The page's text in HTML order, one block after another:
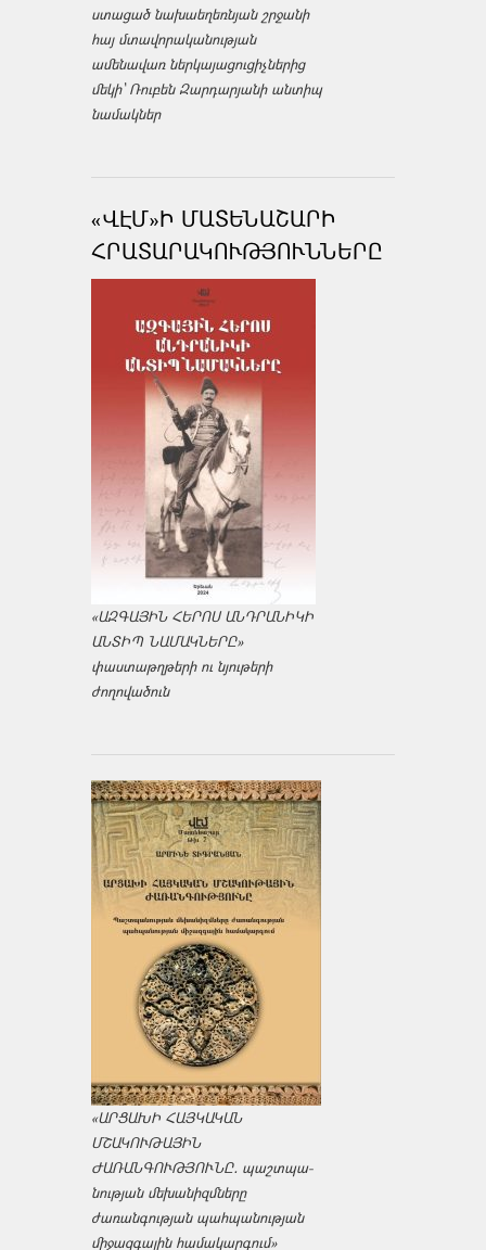
ստացած նախաեղեռնյան շրջանի
հայ մտավորականության
ամենավառ ներկայացուցիչներից
մեկի՝ Ռուբեն Զարդարյանի անտիպ
նամակներ
«ՎԷՄ»Ի ՄԱՏԵՆԱՇԱՐԻ
ՀՐԱՏԱՐԱԿՈՒԹՅՈՒՆՆԵՐԸ
«ԱԶԳԱՅԻՆ ՀԵՐՈՍ ԱՆԴՐԱՆԻԿԻ
ԱՆՏԻՊ ՆԱՄԱԿՆԵՐԸ»
փաստաթղթերի ու նյութերի
ժողովածուն
«ԱՐՑԱԽԻ ՀԱՅԿԱԿԱՆ
ՄՇԱԿՈՒԹԱՅԻՆ
ԺԱՌԱՆԳՈՒԹՅՈՒՆԸ․ պաշտպա­
նության մեխանիզմները
ժառանգության պահպանության
միջազ­գային համակարգում»